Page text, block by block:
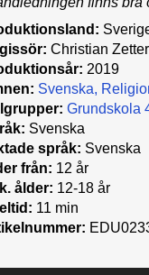
Christian
2019
Svenska
Grundskola
Svenska
språk: Svenska
från: 12 år
ålder: 12-18 år
11 min